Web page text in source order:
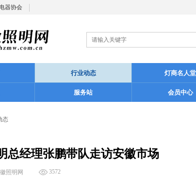
器协会
行业动态 灯商名人堂
服务站 会员中心
态
总经理张鹏带队走访安徽市场
照明网 3572